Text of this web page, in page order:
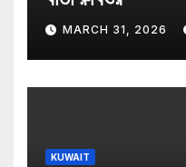
MARCH 31, 2026
KUWAIT